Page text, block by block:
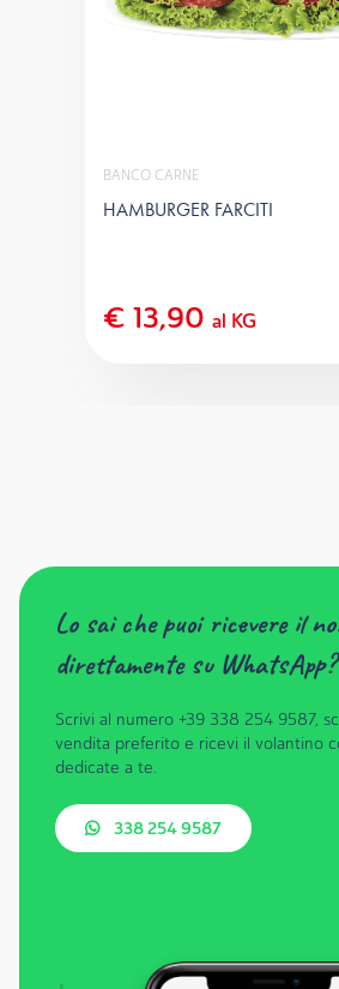
BANCO CARNE
HAMBURGER FARCITI
€ 13,90 al KG
Lo sai che puoi ricevere il
direttamente su WhatsApp?
Scrivi al numero +39 338 254 9587,
vendita preferito e ricevi il volantino
dedicate a te.
338 254 9587